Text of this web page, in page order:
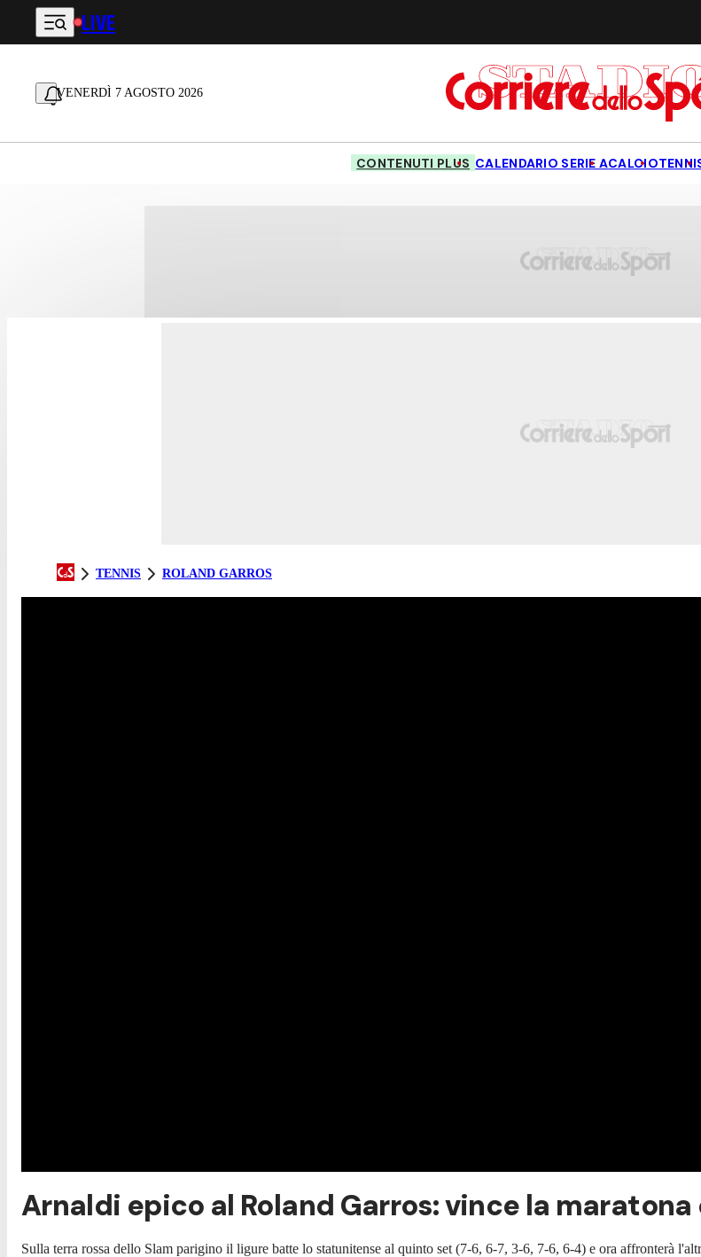
Vai al contenuto principale
LIVE
VENERDÌ 7 AGOSTO 2026
CONTENUTI PLUS CALENDARIO SERIE ACALCIO
TENNIS ROLAND GARROS
Arnaldi epico al Roland Garros: vince la
Sulla terra rossa dello Slam parigino il ligure batte lo statunitense al quinto set (7-6, 6-7, 3-6, 7-6, 6-4) e ora affronterà